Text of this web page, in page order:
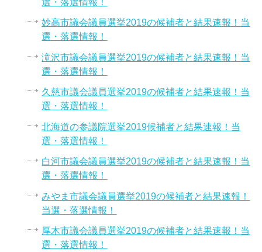
妙高市議会議員選挙2019の候補者と結果速報！当
選・落選情報！
滝沢市議会議員選挙2019の候補者と結果速報！当
選・落選情報！
久慈市議会議員選挙2019の候補者と結果速報！当
選・落選情報！
北海道の参議院選挙2019候補者と結果速報！当
選・落選情報！
白河市議会議員選挙2019の候補者と結果速報！当
選・落選情報！
みやま市議会議員選挙2019の候補者と結果速報！
当選・落選情報！
厚木市議会議員選挙2019の候補者と結果速報！当
選・落選情報！